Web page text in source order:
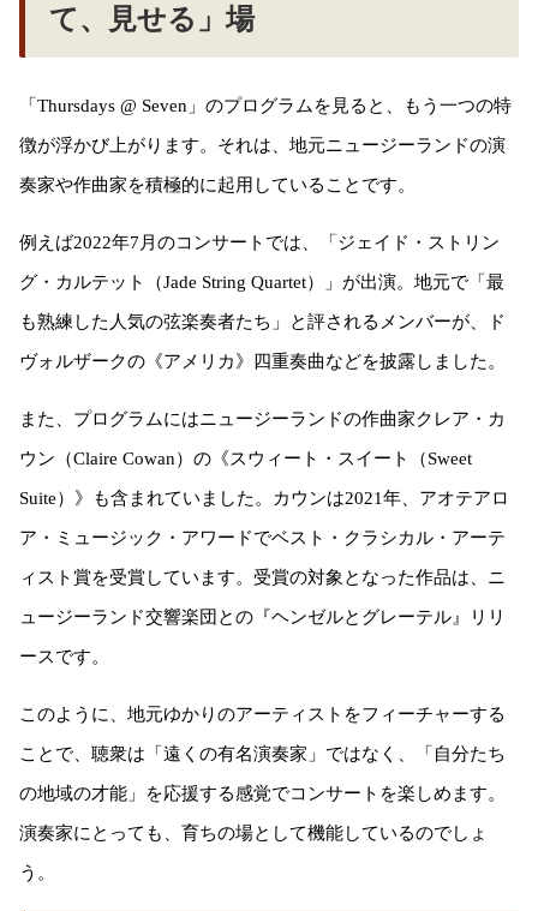
て、見せる」場
「Thursdays @ Seven」のプログラムを見ると、もう一つの特
徴が浮かび上がります。それは、地元ニュージーランドの演
奏家や作曲家を積極的に起用していることです。
例えば2022年7月のコンサートでは、「ジェイド・ストリン
グ・カルテット（Jade String Quartet）」が出演。地元で「最
も熟練した人気の弦楽奏者たち」と評されるメンバーが、ド
ヴォルザークの《アメリカ》四重奏曲などを披露しました。
また、プログラムにはニュージーランドの作曲家クレア・カ
ウン（Claire Cowan）の《スウィート・スイート（Sweet
Suite）》も含まれていました。カウンは2021年、アオテアロ
ア・ミュージック・アワードでベスト・クラシカル・アーテ
ィスト賞を受賞しています。受賞の対象となった作品は、ニ
ュージーランド交響楽団との『ヘンゼルとグレーテル』リリ
ースです。
このように、地元ゆかりのアーティストをフィーチャーする
ことで、聴衆は「遠くの有名演奏家」ではなく、「自分たち
の地域の才能」を応援する感覚でコンサートを楽しめます。
演奏家にとっても、育ちの場として機能しているのでしょ
う。